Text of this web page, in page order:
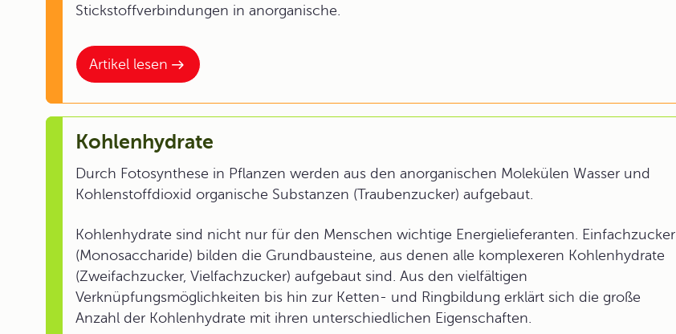
Artikel lesen
Stickstoffverbindungen in anorganische.
Kohlenhydrate
Durch Fotosynthese in Pflanzen werden aus den anorganischen Molekülen Wasser und
Kohlenstoffdioxid organische Substanzen (Traubenzucker) aufgebaut.
Kohlenhydrate sind nicht nur für den Menschen wichtige Energielieferanten. Einfachzucker
(Monosaccharide) bilden die Grundbausteine, aus denen alle komplexeren Kohlenhydrate
(Zweifachzucker, Vielfachzucker) aufgebaut sind. Aus den vielfältigen
Verknüpfungsmöglichkeiten bis hin zur Ketten- und Ringbildung erklärt sich die große
Anzahl der Kohlenhydrate mit ihren unterschiedlichen Eigenschaften.